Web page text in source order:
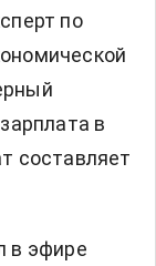
по
в
составляет
в эфире